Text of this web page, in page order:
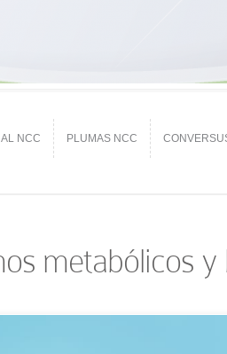
NCC PLUMAS NCC
metabólicos y